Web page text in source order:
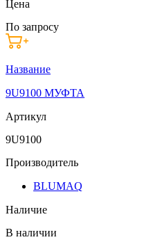
Цена
По запросу
Название
9U9100 МУФТА
Артикул
9U9100
Производитель
BLUMAQ
Наличие
В наличии